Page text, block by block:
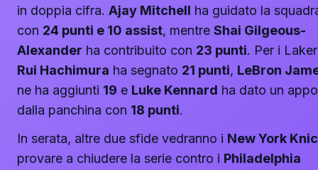
in doppia cifra. Ajay Mitchell ha guidato la
con 24 punti e 10 assist, mentre Shai Gilgeous-
Alexander ha contribuito con 23 punti. Per i
Rui Hachimura ha segnato 21 punti, LeBron
ne ha aggiunti 19 e Luke Kennard ha dato un
dalla panchina con 18 punti.
In serata, altre due sfide vedranno i New York
provare a chiudere la serie contro i Philadelphia